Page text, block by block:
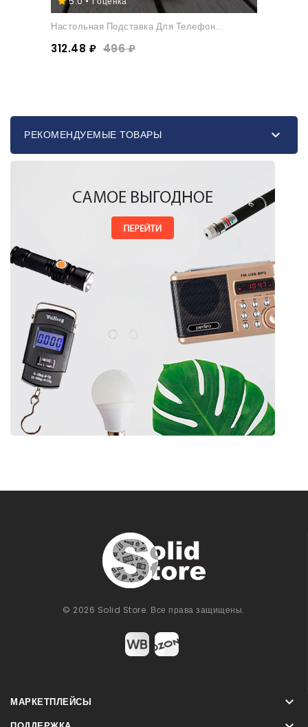
Настольная Подставка Для Телефон...
312.48 ₽ 496 ₽
РЕКОМЕНДУЕМЫЕ ТОВАРЫ 
© 2026 Solid Store. Все права защищены.
МАРКЕТПЛЕЙСЫ 